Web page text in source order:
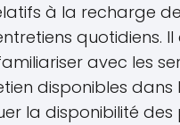
à la recharge
quotidiens. Il
avec les
disponibles
la disponibilité des